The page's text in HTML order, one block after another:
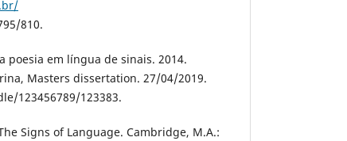
810.
poesia em língua de sinais. 2014.
Masters dissertation. 27/04/2019.
123456789/123383.
Signs of Language. Cambridge, M.A.: